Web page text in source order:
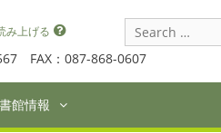
み上げる
FAX：087-868-0607
Search
for:
館情報